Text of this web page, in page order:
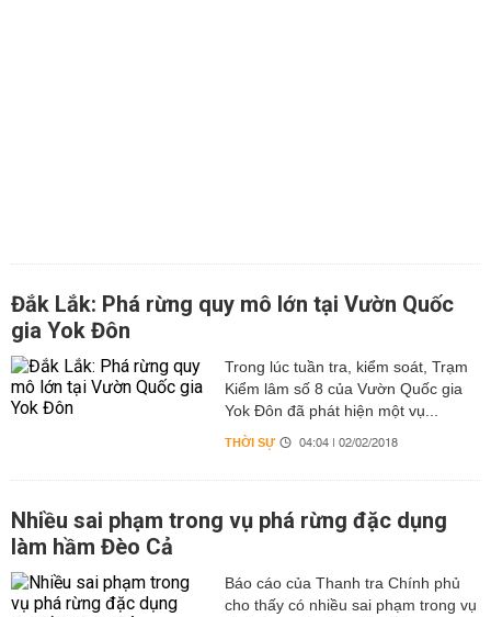
Đắk Lắk: Phá rừng quy mô lớn tại Vườn Quốc
gia Yok Đôn
Trong lúc tuần tra, kiểm soát, Trạm
Kiểm lâm số 8 của Vườn Quốc gia
Yok Đôn đã phát hiện một vụ...
THỜI SỰ 04:04 | 02/02/2018
Nhiều sai phạm trong vụ phá rừng đặc dụng
làm hầm Đèo Cả
Báo cáo của Thanh tra Chính phủ
cho thấy có nhiều sai phạm trong vụ